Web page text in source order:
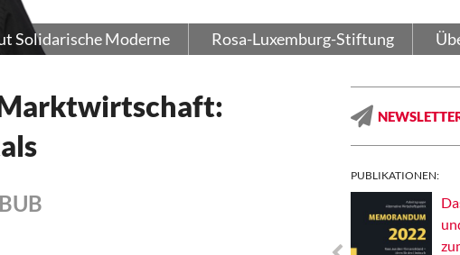
Solidarische Moderne Rosa-Luxemburg-Stiftung
PUBLIKATIONEN: